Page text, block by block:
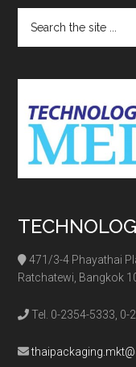
the
471/3-4 Phayathai
Ratchatewi, Bangkok
Tel. 0-2354-5333, 0-